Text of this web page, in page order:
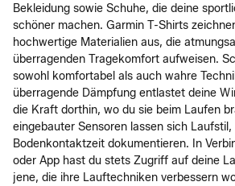
Bekleidung sowie Schuhe, die deine
schöner machen. Garmin T-Shirts
hochwertige Materialien aus, die
überragenden Tragekomfort aufweisen.
sowohl komfortabel als auch wahre
überragende Dämpfung entlastet deine
die Kraft dorthin, wo du sie beim Laufen
eingebauter Sensoren lassen sich
Bodenkontaktzeit dokumentieren. In
oder App hast du stets Zugriff auf deine
jene, die ihre Lauftechniken verbessern